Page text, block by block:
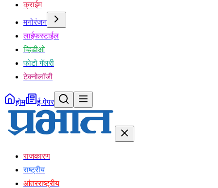
क्राईम
मनोरंजन
लाईफस्टाईल
व्हिडीओ
फोटो गॅलरी
टेक्नोलॉजी
होम ई-पेपर
राजकारण
राष्ट्रीय
आंतरराष्ट्रीय